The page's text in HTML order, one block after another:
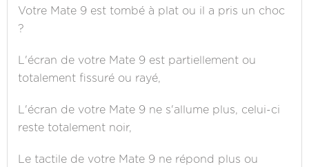
Votre Mate 9 est tombé à plat ou il a pris un choc
?
L'écran de votre Mate 9 est partiellement ou
totalement fissuré ou rayé,
L'écran de votre Mate 9 ne s'allume plus, celui-ci
reste totalement noir,
Le tactile de votre Mate 9 ne répond plus ou